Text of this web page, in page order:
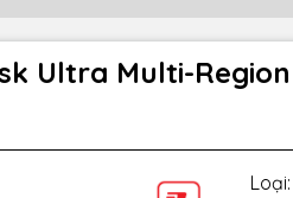
Ultra Multi-
Loại: